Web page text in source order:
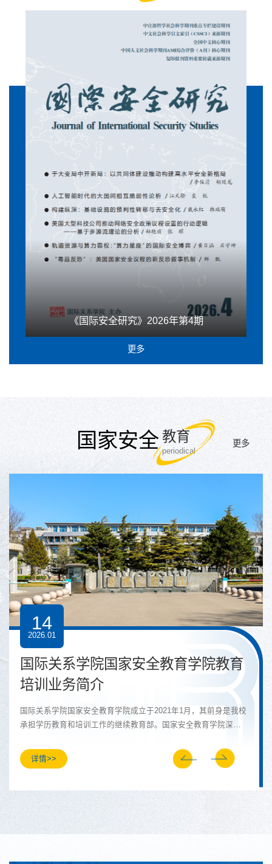
《国际安全研究》2026年第4期
更多
国家安全 教育
periodical
更多
公安部高级警官学院到国家安全教育
学院进行调研座谈
2025年11月25日下午，公安部高级警官学院（以下简称公安部高
警院）党委委员、副院长杨英明带领该院3位同志来到国际关系学
安全教育学院进行调研座谈。双方围绕培训课程和师资队伍建
设、智库研究、教培信息化和培训质量监控体系建设等内容展开
详情>>
27
2025.11